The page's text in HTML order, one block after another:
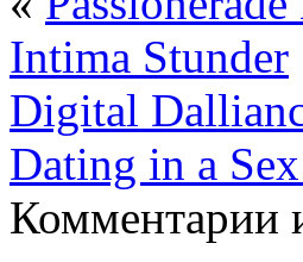
Intima Stunder
Digital
Dating in a
Комментарии